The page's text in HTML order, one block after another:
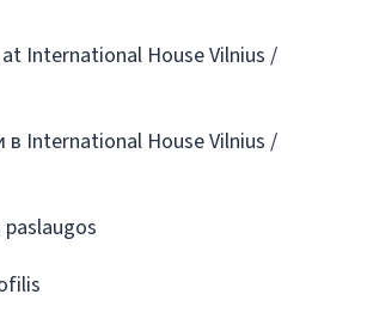
International House Vilnius /
в International House Vilnius /